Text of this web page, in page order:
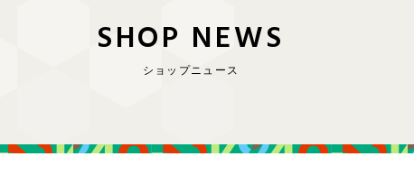
SHOP NEWS
ショップニュース